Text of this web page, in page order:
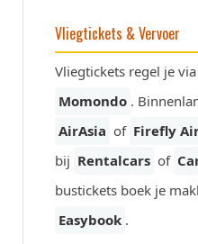
Vliegtickets & Vervoer
Vliegtickets regel je via
Momondo .
AirAsia of Firefly
bij Rentalcars of
bustickets boek je
Easybook .